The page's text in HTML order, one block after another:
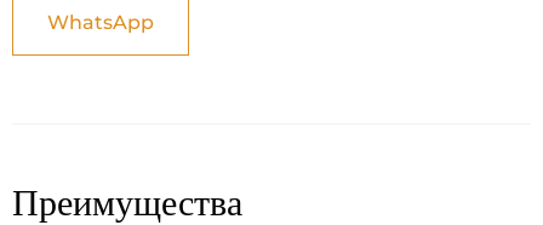
WhatsApp
Преимущества